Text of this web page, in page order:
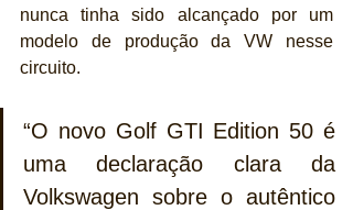
nunca tinha sido alcançado por um
modelo de produção da VW nesse
circuito.
“O novo Golf GTI Edition 50 é
uma declaração clara da
Volkswagen sobre o autêntico